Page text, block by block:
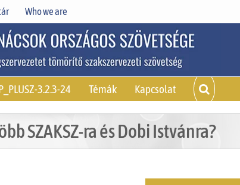
Who we are
3.2.3-24 Témák Kapcsolat
SZAKSZ-ra és Dobi Istvánra?